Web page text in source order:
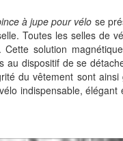
à jupe pour vélo se
Toutes les selles de
Cette solution
au dispositif de se
du vêtement sont
indispensable, élégant